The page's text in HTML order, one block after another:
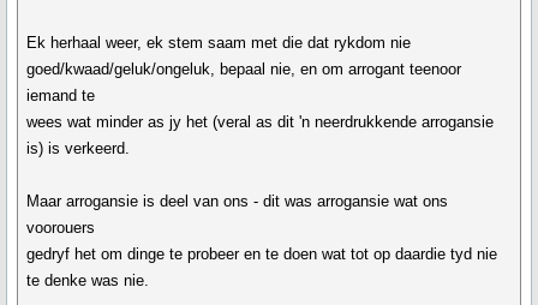
Ek herhaal weer, ek stem saam met die dat rykdom nie
goed/kwaad/geluk/ongeluk, bepaal nie, en om arrogant teenoor
iemand te
wees wat minder as jy het (veral as dit 'n neerdrukkende arrogansie
is) is verkeerd.
Maar arrogansie is deel van ons - dit was arrogansie wat ons
voorouers
gedryf het om dinge te probeer en te doen wat tot op daardie tyd nie
te denke was nie.